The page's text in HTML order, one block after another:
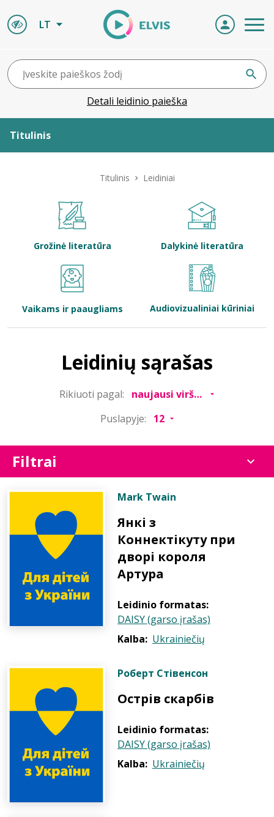
LT
Detali leidinio paieška
Titulinis
Bibliotekoms
Titulinis Leidiniai
Grožinė literatūra Dalykinė literatūra
Vaikams ir paaugliams Audiovizualiniai kūriniai
Leidinių sąrašas
Rikiuoti pagal:
Puslapyje:
Filtrai
Mark Twain
Янкі з
Коннектікуту при
дворі короля
Артура
Leidinio formatas:
DAISY (garso įrašas)
Kalba: Ukrainiečių
Роберт Стівенсон
Острів скарбів
Leidinio formatas:
DAISY (garso įrašas)
Kalba: Ukrainiečių